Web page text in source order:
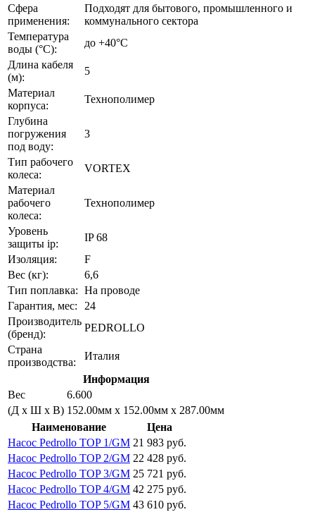
Сфера
применения:
Подходят для бытового, промышленного и
коммунального сектора
Температура
воды (°C):
до +40°C
Длина кабеля
(м):
5
Материал
корпуса:
Технополимер
Глубина
погружения
под воду:
3
Тип рабочего
колеса:
VORTEX
Материал
рабочего
колеса:
Технополимер
Уровень
защиты ip:
IP 68
Изоляция:
F
Вес (кг):
6,6
Тип поплавка: На проводе
Гарантия, мес:
24
Производитель
(бренд):
PEDROLLO
Страна
производства:
Италия
Информация
Вес
6.600
(Д х Ш х В) 152.00мм x 152.00мм x 287.00мм
Наименование
Цена
Насос Pedrollo TOP 1/GM 21 983 руб.
Насос Pedrollo TOP 2/GM 22 428 руб.
Насос Pedrollo TOP 3/GM 25 721 руб.
Насос Pedrollo TOP 4/GM 42 275 руб.
Насос Pedrollo TOP 5/GM 43 610 руб.